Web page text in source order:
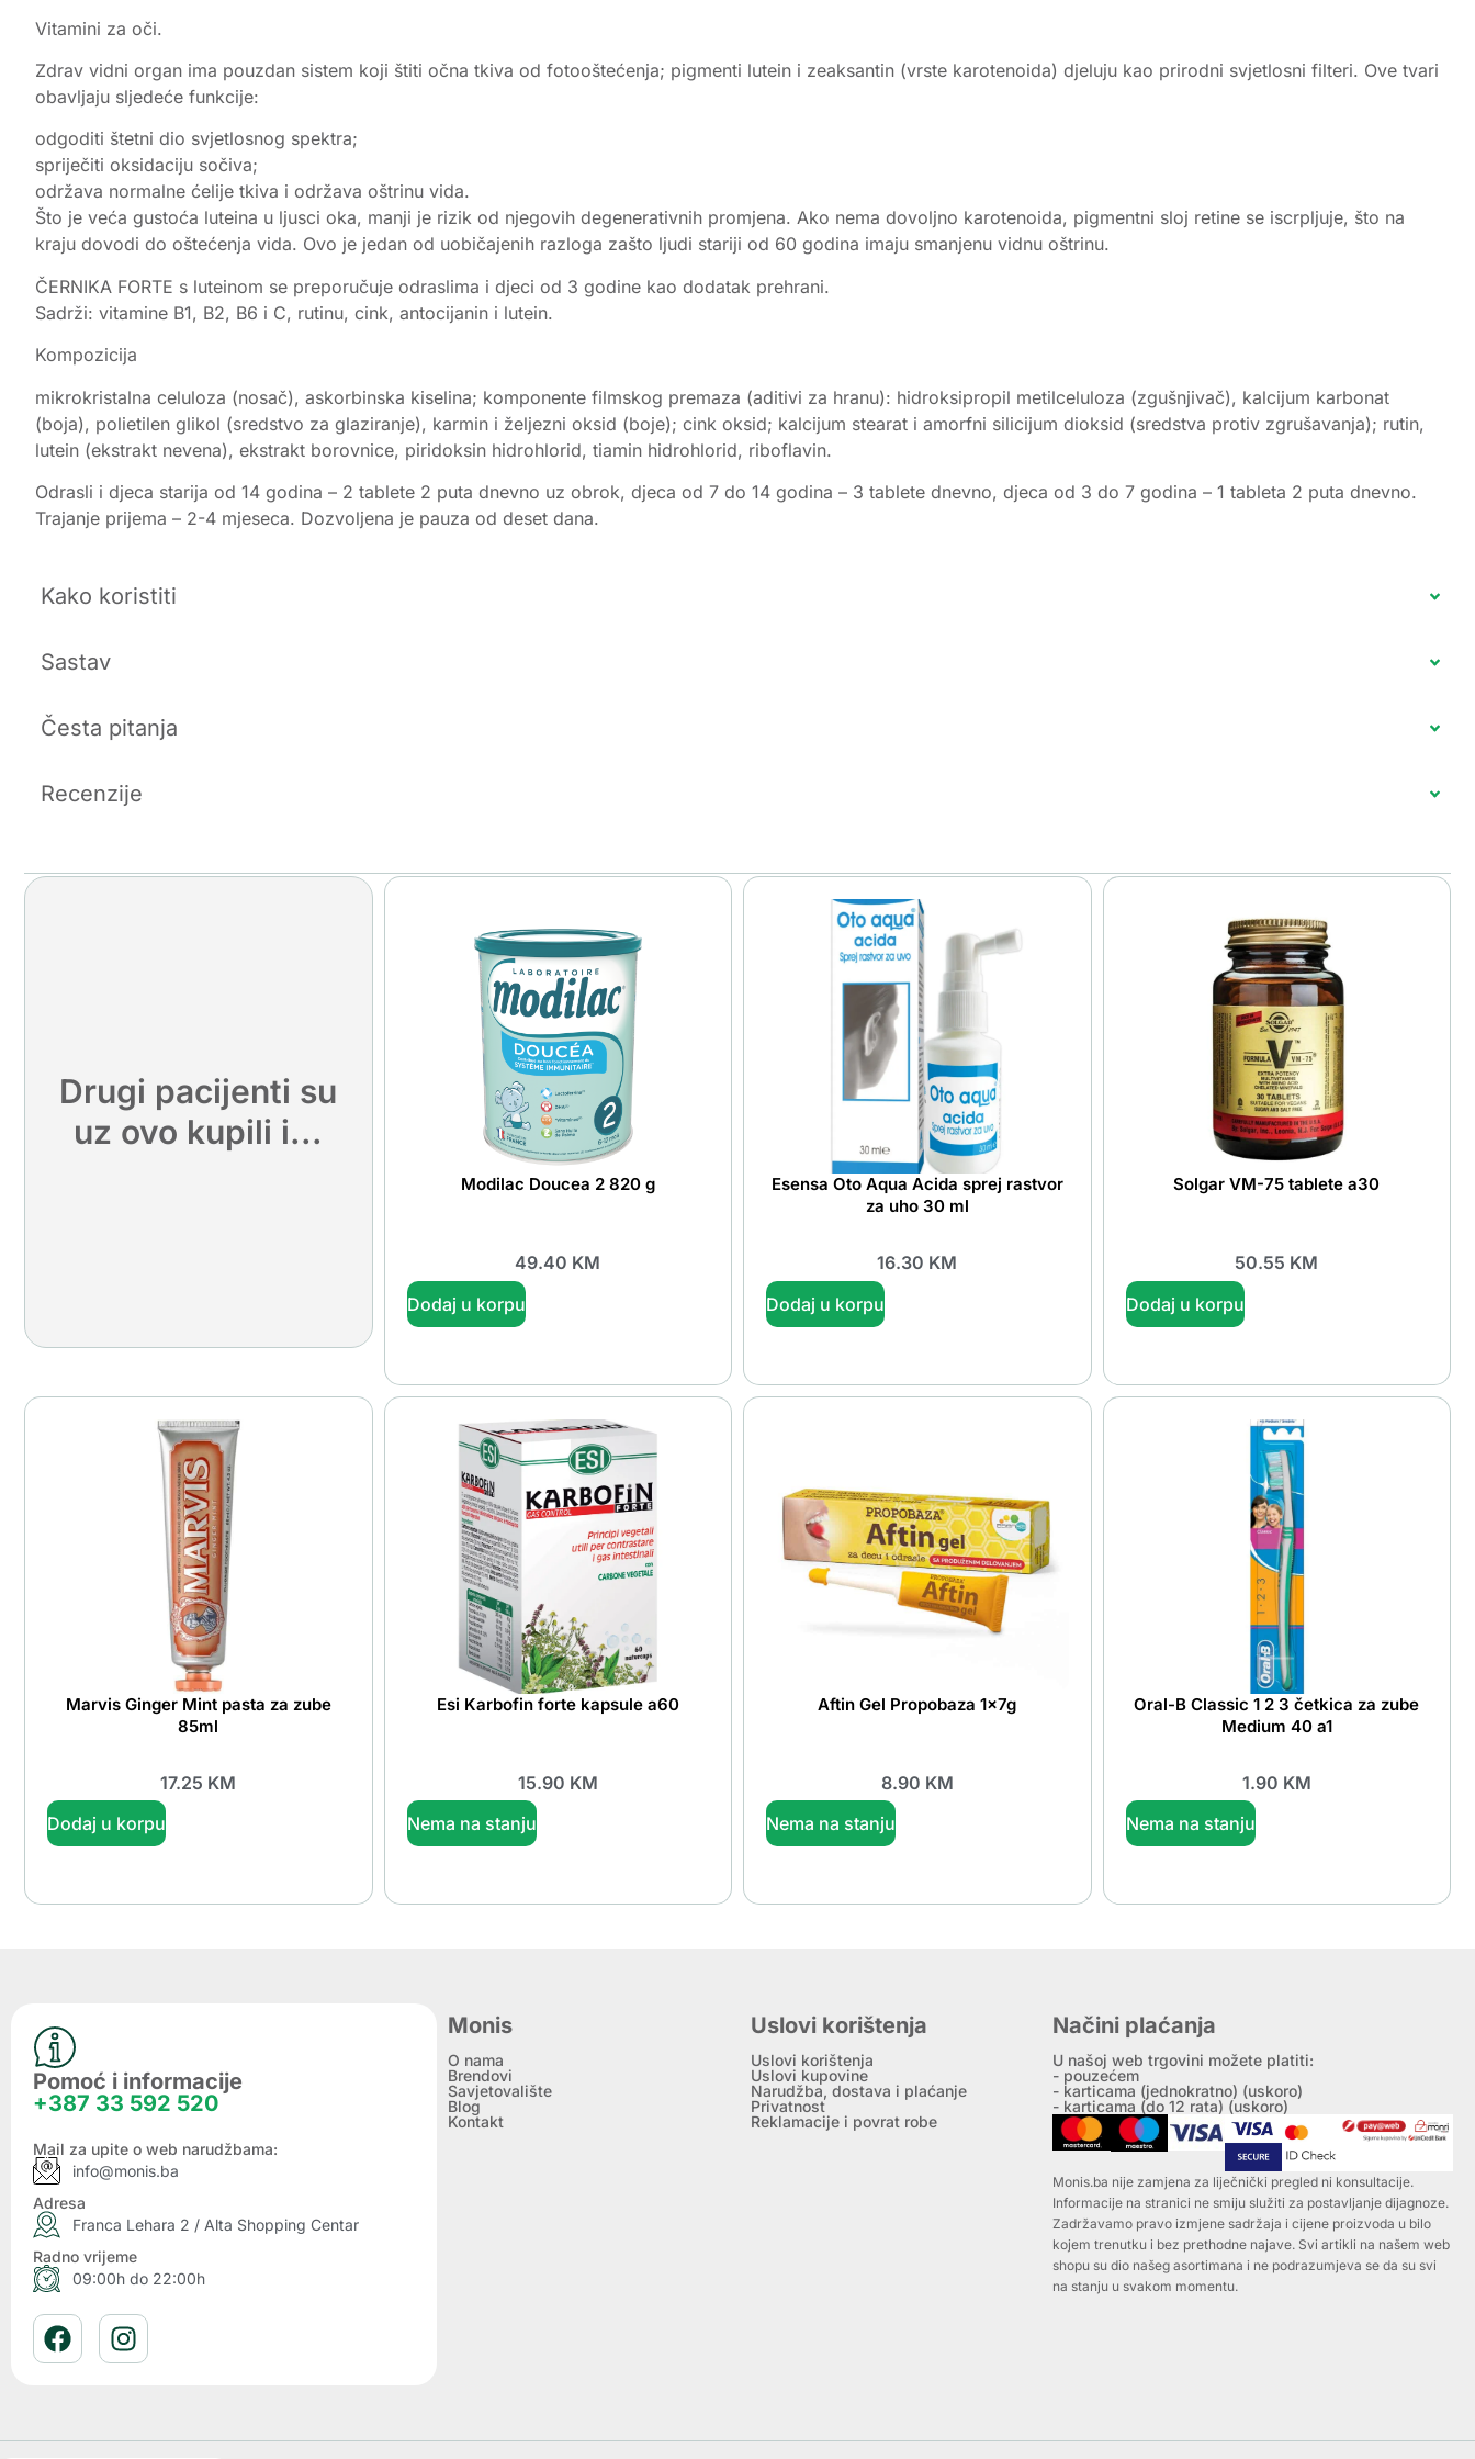
Vitamini za oči.
Zdrav vidni organ ima pouzdan sistem koji štiti očna tkiva od fotooštećenja; pigmenti lutein i zeaksantin (vrste karotenoida) djeluju kao prirodni svjetlosni filteri. Ove tvari
obavljaju sljedeće funkcije:
odgoditi štetni dio svjetlosnog spektra;
spriječiti oksidaciju sočiva;
održava normalne ćelije tkiva i održava oštrinu vida.
Što je veća gustoća luteina u ljusci oka, manji je rizik od njegovih degenerativnih promjena. Ako nema dovoljno karotenoida, pigmentni sloj retine se iscrpljuje, što na
kraju dovodi do oštećenja vida. Ovo je jedan od uobičajenih razloga zašto ljudi stariji od 60 godina imaju smanjenu vidnu oštrinu.
ČERNIKA FORTE s luteinom se preporučuje odraslima i djeci od 3 godine kao dodatak prehrani.
Sadrži: vitamine B1, B2, B6 i C, rutinu, cink, antocijanin i lutein.
Kompozicija
mikrokristalna celuloza (nosač), askorbinska kiselina; komponente filmskog premaza (aditivi za hranu): hidroksipropil metilceluloza (zgušnjivač), kalcijum karbonat
(boja), polietilen glikol (sredstvo za glaziranje), karmin i željezni oksid (boje); cink oksid; kalcijum stearat i amorfni silicijum dioksid (sredstva protiv zgrušavanja); rutin,
lutein (ekstrakt nevena), ekstrakt borovnice, piridoksin hidrohlorid, tiamin hidrohlorid, riboflavin.
Odrasli i djeca starija od 14 godina – 2 tablete 2 puta dnevno uz obrok, djeca od 7 do 14 godina – 3 tablete dnevno, djeca od 3 do 7 godina – 1 tableta 2 puta dnevno.
Trajanje prijema – 2-4 mjeseca. Dozvoljena je pauza od deset dana.
Kako koristiti
Sastav
Česta pitanja
Recenzije
Drugi pacijenti su
uz ovo kupili i...
Modilac Doucea 2 820 g
49.40 KM
Dodaj u korpu
Esensa Oto Aqua Acida sprej rastvor
za uho 30 ml
16.30 KM
Dodaj u korpu
Solgar VM-75 tablete a30
50.55 KM
Dodaj u korpu
Marvis Ginger Mint pasta za zube
85ml
17.25 KM
Dodaj u korpu
Esi Karbofin forte kapsule a60
15.90 KM
Nema na stanju
Aftin Gel Propobaza 1x7g
8.90 KM
Nema na stanju
Oral-B Classic 1 2 3 četkica za zube
Medium 40 a1
1.90 KM
Nema na stanju
Pomoć i informacije
+387 33 592 520
Mail za upite o web narudžbama:
info@monis.ba
Adresa
Franca Lehara 2 / Alta Shopping Centar
Radno vrijeme
09:00h do 22:00h
Monis
O nama
Brendovi
Savjetovalište
Blog
Kontakt
Uslovi korištenja
Uslovi korištenja
Uslovi kupovine
Narudžba, dostava i plaćanje
Privatnost
Reklamacije i povrat robe
Načini plaćanja
U našoj web trgovini možete platiti:
- pouzećem
- karticama (jednokratno) (uskoro)
- karticama (do 12 rata) (uskoro)
Monis.ba nije zamjena za liječnički pregled ni konsultacije.
Informacije na stranici ne smiju služiti za postavljanje dijagnoze.
Zadržavamo pravo izmjene sadržaja i cijene proizvoda u bilo
kojem trenutku i bez prethodne najave. Svi artikli na našem web
shopu su dio našeg asortimana i ne podrazumjeva se da su svi
na stanju u svakom momentu.